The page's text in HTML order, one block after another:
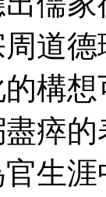
道
構
瘁
生